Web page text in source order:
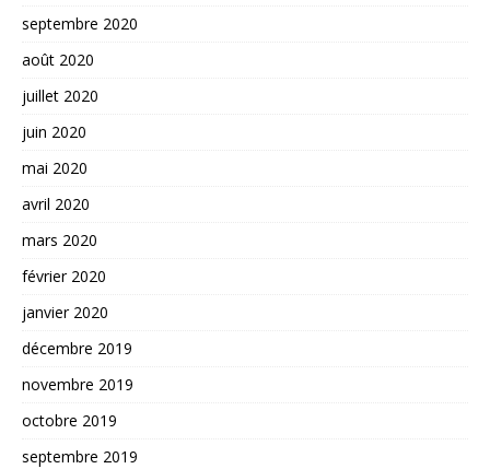
septembre 2020
août 2020
juillet 2020
juin 2020
mai 2020
avril 2020
mars 2020
février 2020
janvier 2020
décembre 2019
novembre 2019
octobre 2019
septembre 2019